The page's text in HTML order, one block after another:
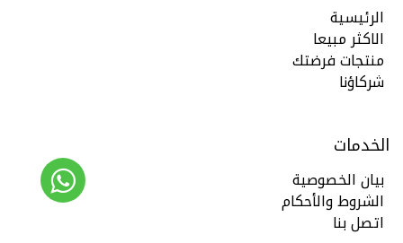
الرئيسية
الاكثر مبيعا
منتجات فرضتك
شركاؤنا
الخدمات
بيان الخصوصية
الشروط والأحكام
اتصل بنا